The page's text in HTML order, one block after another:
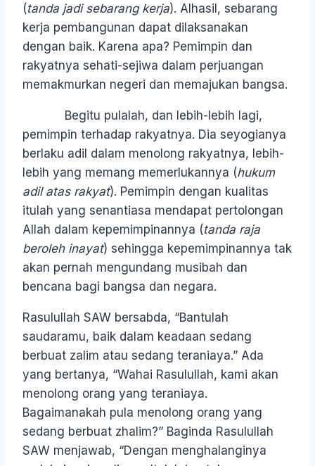
(tanda jadi sebarang kerja). Alhasil, sebarang
kerja pembangunan dapat dilaksanakan
dengan baik. Karena apa? Pemimpin dan
rakyatnya sehati-sejiwa dalam perjuangan
memakmurkan negeri dan memajukan bangsa.
Begitu pulalah, dan lebih-lebih lagi,
pemimpin terhadap rakyatnya. Dia seyogianya
berlaku adil dalam menolong rakyatnya, lebih-
lebih yang memang memerlukannya (hukum
adil atas rakyat). Pemimpin dengan kualitas
itulah yang senantiasa mendapat pertolongan
Allah dalam kepemimpinannya (tanda raja
beroleh inayat) sehingga kepemimpinannya tak
akan pernah mengundang musibah dan
bencana bagi bangsa dan negara.
Rasulullah SAW bersabda, “Bantulah
saudaramu, baik dalam keadaan sedang
berbuat zalim atau sedang teraniaya.” Ada
yang bertanya, “Wahai Rasulullah, kami akan
menolong orang yang teraniaya.
Bagaimanakah pula menolong orang yang
sedang berbuat zhalim?” Baginda Rasulullah
SAW menjawab, “Dengan menghalanginya